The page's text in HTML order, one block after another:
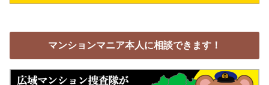
マンションマニア本人に相談できます！